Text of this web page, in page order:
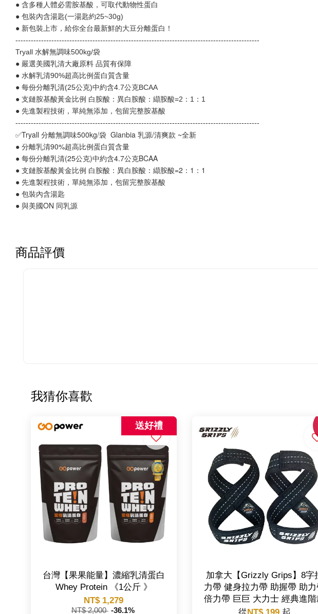
● 含多種人體必需胺基酸，可取代動物性蛋白
● 包裝內含湯匙(一湯匙約25~30g)
● 新包裝上市，給你全台最新鮮的大豆分離蛋白！
-----------------------------------------------------------------------------------------------
Tryall 水解無調味500kg/袋
● 嚴選美國乳清大廠原料 品質有保障
● 水解乳清90%超高比例蛋白質含量
● 每份分離乳清(25公克)中約含4.7公克BCAA
● 支鏈胺基酸黃金比例 白胺酸：異白胺酸：纈胺酸=2：1：1
● 先進製程技術，單純無添加，包留完整胺基酸
-----------------------------------------------------------------------------------------------
✅Tryall 分離無調味500kg/袋  Glanbia 乳源/清爽款 ~全新
● 分離乳清90%超高比例蛋白質含量
● 每份分離乳清(25公克)中約含4.7公克BCAA
● 支鏈胺基酸黃金比例 白胺酸：異白胺酸：纈胺酸=2：1：1
● 先進製程技術，單純無添加，包留完整胺基酸
● 包裝內含湯匙
● 與美國ON 同乳源
商品評價
我猜你喜歡
送好禮
台灣【果果能量】濃縮乳清蛋白
Whey Protein 《1公斤 》
NT$ 1,279
NT$ 2,000 -36.1%
加拿大【Grizzly Grips】8字
力帶 健身拉力帶 助握帶 助
倍力帶 巨巨 大力士 經典進階
從NT$ 199 起